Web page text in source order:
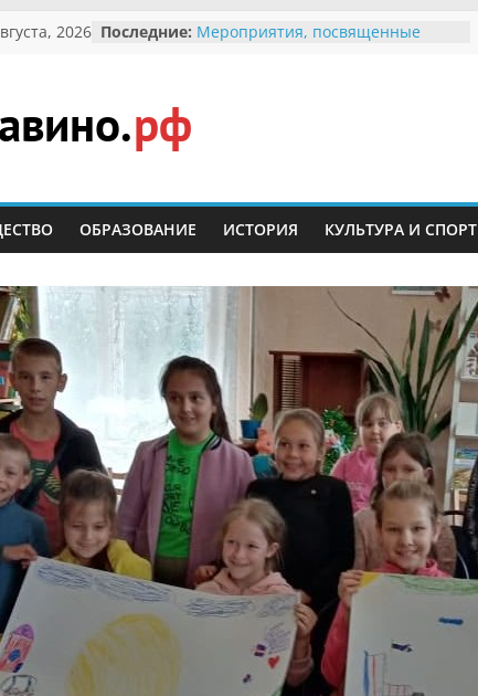
2026 Последние: Мероприятия, посвященные
Безопасность в сети Интернет
Ученики приняли участие в
мероприятии «Сохраним
В вольере Воронинского
заповедника родились крапчатые
суслики
ОБРАЗОВАНИЕ ИСТОРИЯ КУЛЬТУРА И СПОРТ